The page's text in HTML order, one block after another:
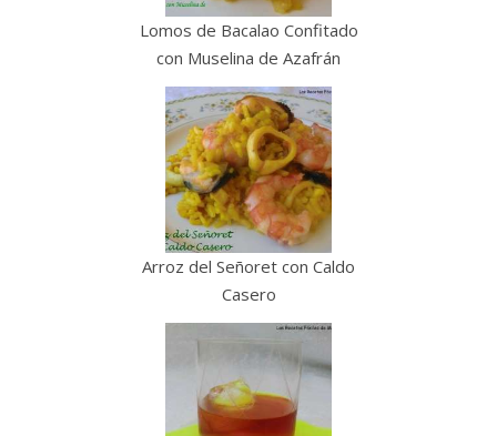
Lomos de Bacalao Confitado
con Muselina de Azafrán
Arroz del Señoret con Caldo
Casero